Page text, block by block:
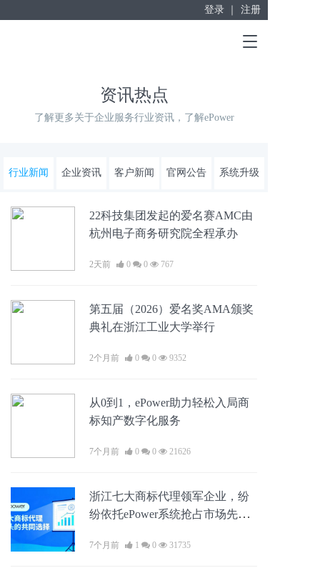
T
i
t
登录 ｜ 注册
资讯热点
了解更多关于企业服务行业资讯，了解ePower
行业新闻 企业资讯 客户新闻 官网公告 系统升级
22科技集团发起的爱名赛AMC由
杭州电子商务研究院全程承办
2天前 0 0 767
第五届（2026）爱名奖AMA颁奖
典礼在浙江工业大学举行
2个月前 0 0 9352
从0到1，ePower助力轻松入局商
标知产数字化服务
7个月前 0 0 21626
浙江七大商标代理领军企业，纷
纷依托ePower系统抢占市场先
7个月前 1 0 31735